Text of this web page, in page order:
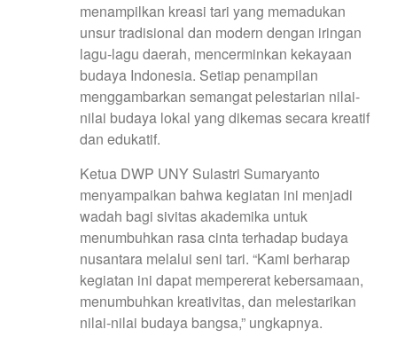
menampilkan kreasi tari yang memadukan
unsur tradisional dan modern dengan iringan
lagu-lagu daerah, mencerminkan kekayaan
budaya Indonesia. Setiap penampilan
menggambarkan semangat pelestarian nilai-
nilai budaya lokal yang dikemas secara kreatif
dan edukatif.
Ketua DWP UNY Sulastri Sumaryanto
menyampaikan bahwa kegiatan ini menjadi
wadah bagi sivitas akademika untuk
menumbuhkan rasa cinta terhadap budaya
nusantara melalui seni tari. “Kami berharap
kegiatan ini dapat mempererat kebersamaan,
menumbuhkan kreativitas, dan melestarikan
nilai-nilai budaya bangsa,” ungkapnya.